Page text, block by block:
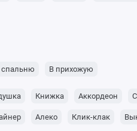
спальню В прихожую
Книжка Аккордеон
Алеко Клик-клак